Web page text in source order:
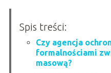
Spis treści:
Czy agencja
formalnościami
masową?